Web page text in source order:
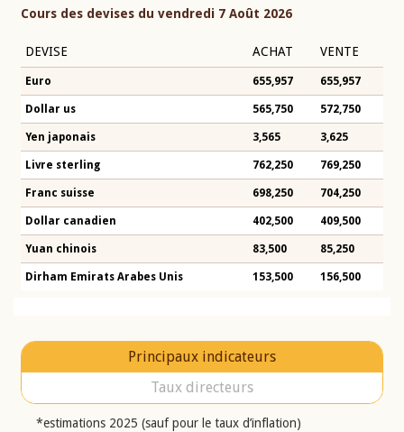
Cours des devises du vendredi 7 Août 2026
DEVISE ACHAT VENTE
Euro 655,957 655,957
Dollar us 565,750 572,750
Yen japonais 3,565 3,625
Livre sterling 762,250 769,250
Franc suisse 698,250 704,250
Dollar canadien 402,500 409,500
Yuan chinois 83,500 85,250
Dirham Emirats Arabes Unis 153,500 156,500
Principaux indicateurs
Taux directeurs
*estimations 2025 (sauf pour le taux d’inflation)